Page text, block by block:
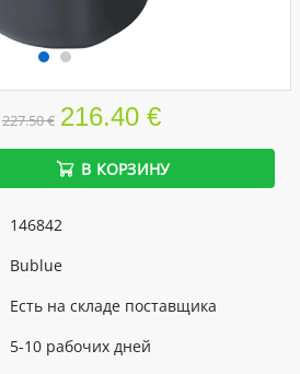
227.50 € 216.40 €
В КОРЗИНУ
146842
Bublue
Есть на складе поставщика
5-10 рабочих дней